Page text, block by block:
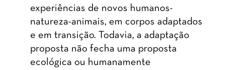
experiências de novos humanos-
natureza-animais, em corpos adaptados
e em transição. Todavia, a adaptação
proposta não fecha uma proposta
ecológica ou humanamente